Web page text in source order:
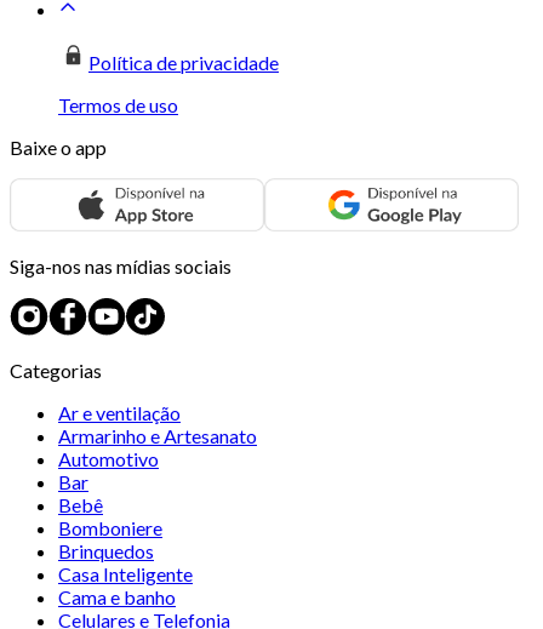
Política de privacidade
Termos de uso
Baixe o app
Siga-nos nas mídias sociais
Categorias
Ar e ventilação
Armarinho e Artesanato
Automotivo
Bar
Bebê
Bomboniere
Brinquedos
Casa Inteligente
Cama e banho
Celulares e Telefonia